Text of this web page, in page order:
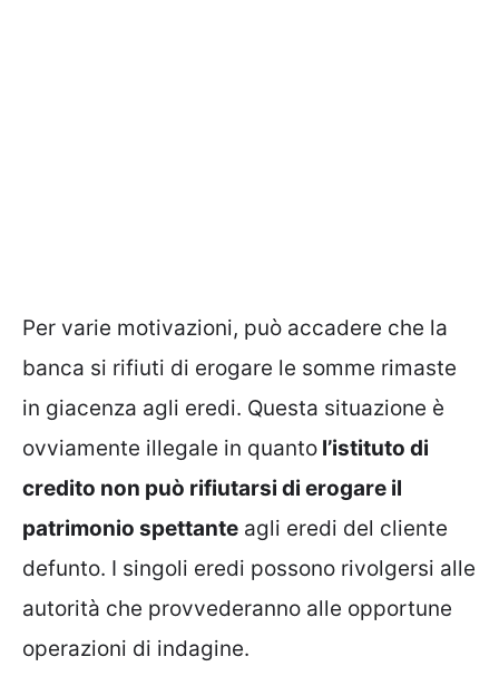
Per varie motivazioni, può accadere che la
banca si rifiuti di erogare le somme rimaste
in giacenza agli eredi. Questa situazione è
ovviamente illegale in quanto l’istituto di
credito non può rifiutarsi di erogare il
patrimonio spettante agli eredi del cliente
defunto. I singoli eredi possono rivolgersi alle
autorità che provvederanno alle opportune
operazioni di indagine.